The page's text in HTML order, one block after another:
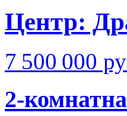
Центр:
7 500 000
2-